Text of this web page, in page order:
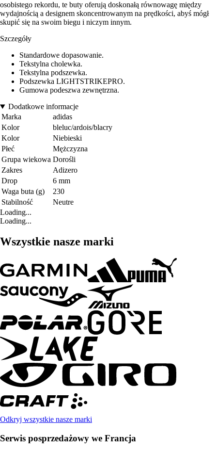
osobistego rekordu, te buty oferują doskonałą równowagę między
wydajnością a designem skoncentrowanym na prędkości, abyś mógł
skupić się na swoim biegu i niczym innym.
Szczegóły
Standardowe dopasowanie.
Tekstylna cholewka.
Tekstylna podszewka.
Podszewka LIGHTSTRIKEPRO.
Gumowa podeszwa zewnętrzna.
Dodatkowe informacje
Marka
adidas
Kolor
bleluc/ardois/blacry
Kolor
Niebieski
Płeć
Mężczyzna
Grupa wiekowa Dorośli
Zakres
Adizero
Drop
6 mm
Waga buta (g)
230
Stabilność
Neutre
Loading...
Loading...
Wszystkie nasze marki
Odkryj wszystkie nasze marki
Serwis posprzedażowy we Francja